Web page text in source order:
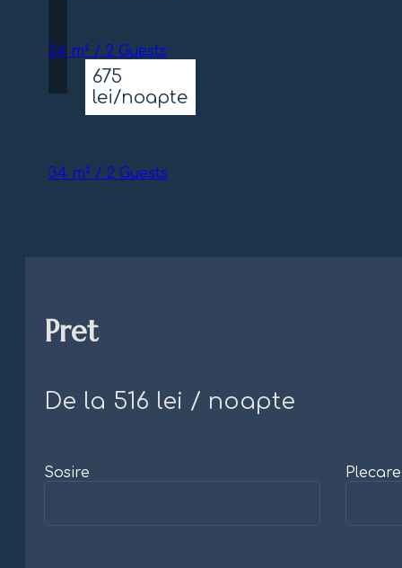
24 m² / 2 Guests
34 m² / 2 Guests
675
lei/noapte
Pret
De la 516 lei / noapte
Sosire Plecare